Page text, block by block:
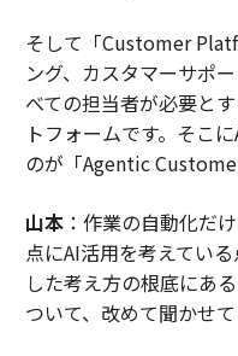
そして「Customer
ング、カスタマーサポ
べての担当者が必要と
トフォームです。そこ
のが「Agentic
山本：作業の自動化だ
点にAI活用を考えてい
した考え方の根底にあ
ついて、改めて聞かせて